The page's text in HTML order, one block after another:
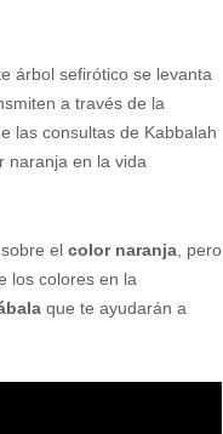
árbol sefirótico se levanta
a través de la
las consultas de Kabbalah
naranja en la vida
el color naranja , pero
los colores en la
que te ayudarán a